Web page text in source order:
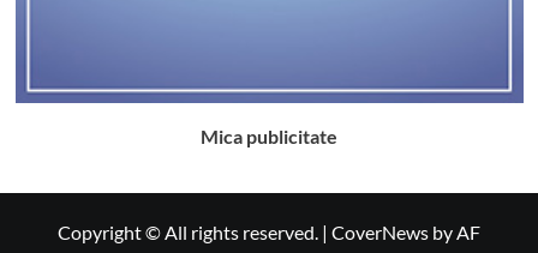
Mica publicitate
Copyright © All rights reserved. | CoverNews by AF